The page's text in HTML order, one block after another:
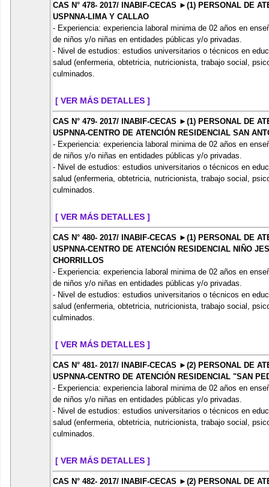
CAS N° 478- 2017/ INABIF-CECAS ►(1) PERSONAL DE
USPNNA-LIMA Y CALLAO
- Experiencia: experiencia laboral minima de 02 años en
de niños y/o niñas en entidades públicas y/o privadas.
- Nivel de estudios: estudios universitarios o técnicos en
salud (enfermeria, obtetricia, nutricionista, trabajo social,
culminados.
[ VER MÁS DETALLES ]
CAS N° 479- 2017/ INABIF-CECAS ►(1) PERSONAL DE
USPNNA-CENTRO DE ATENCIÓN RESIDENCIAL SAN
- Experiencia: experiencia laboral minima de 02 años en
de niños y/o niñas en entidades públicas y/o privadas.
- Nivel de estudios: estudios universitarios o técnicos en
salud (enfermeria, obtetricia, nutricionista, trabajo social,
culminados.
[ VER MÁS DETALLES ]
CAS N° 480- 2017/ INABIF-CECAS ►(1) PERSONAL DE
USPNNA-CENTRO DE ATENCIÓN RESIDENCIAL NIÑO
CHORRILLOS
- Experiencia: experiencia laboral minima de 02 años en
de niños y/o niñas en entidades públicas y/o privadas.
- Nivel de estudios: estudios universitarios o técnicos en
salud (enfermeria, obtetricia, nutricionista, trabajo social,
culminados.
[ VER MÁS DETALLES ]
CAS N° 481- 2017/ INABIF-CECAS ►(2) PERSONAL DE
USPNNA-CENTRO DE ATENCIÓN RESIDENCIAL "SAN
- Experiencia: experiencia laboral minima de 02 años en
de niños y/o niñas en entidades públicas y/o privadas.
- Nivel de estudios: estudios universitarios o técnicos en
salud (enfermeria, obtetricia, nutricionista, trabajo social,
culminados.
[ VER MÁS DETALLES ]
CAS N° 482- 2017/ INABIF-CECAS ►(2) PERSONAL DE